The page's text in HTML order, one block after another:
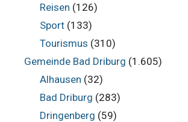
Reisen (126)
Sport(133)
Tourismus (310)
Gemeinde Bad Driburg (1.605)
Alhausen (32)
Bad Driburg (283)
Dringenberg (59)